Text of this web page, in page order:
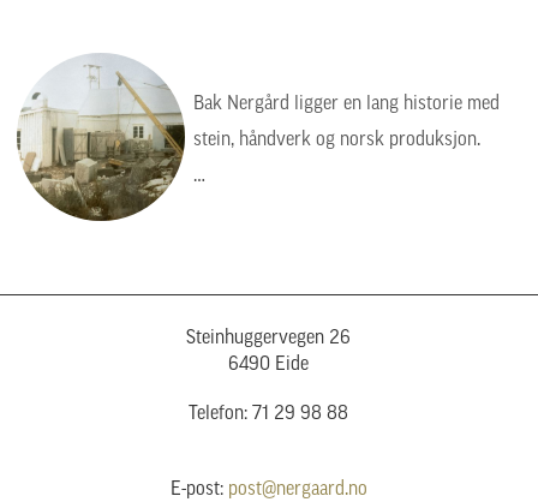
Bak Nergård ligger en lang historie med
stein, håndverk og norsk produksjon.
Steinhuggervegen 26
6490 Eide
Telefon: 71 29 98 88
E-post: post@nergaard.no